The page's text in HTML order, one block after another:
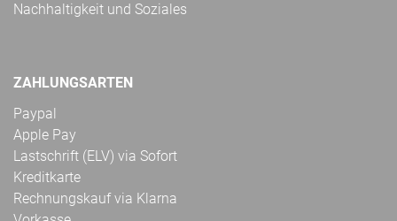
Nachhaltigkeit und Soziales
ZAHLUNGSARTEN
Paypal
Apple Pay
Lastschrift (ELV) via Sofort
Kreditkarte
Rechnungskauf via Klarna